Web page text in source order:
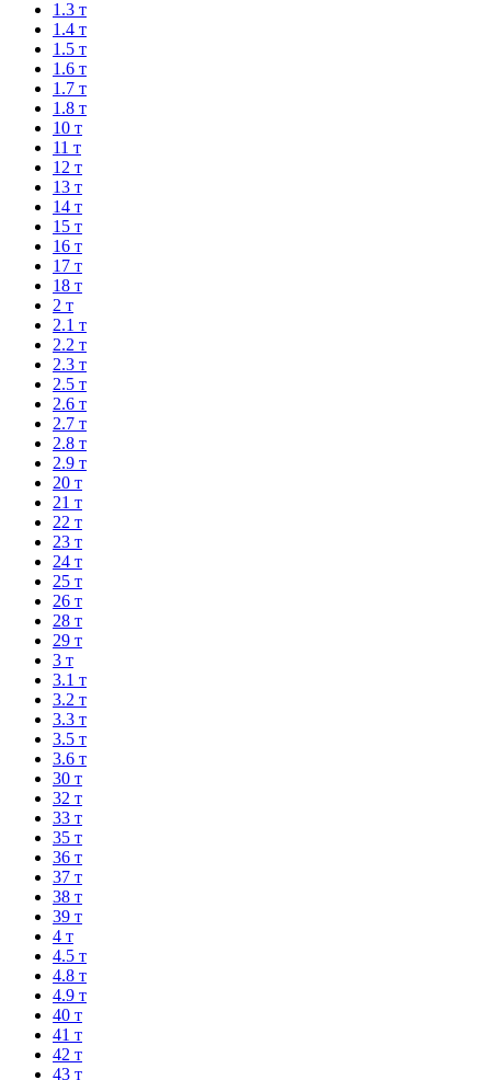
1.3 т
1.4 т
1.5 т
1.6 т
1.7 т
1.8 т
10 т
11 т
12 т
13 т
14 т
15 т
16 т
17 т
18 т
2 т
2.1 т
2.2 т
2.3 т
2.5 т
2.6 т
2.7 т
2.8 т
2.9 т
20 т
21 т
22 т
23 т
24 т
25 т
26 т
28 т
29 т
3 т
3.1 т
3.2 т
3.3 т
3.5 т
3.6 т
30 т
32 т
33 т
35 т
36 т
37 т
38 т
39 т
4 т
4.5 т
4.8 т
4.9 т
40 т
41 т
42 т
43 т